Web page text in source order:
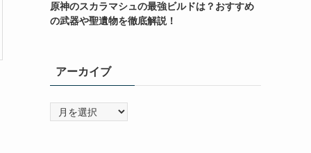
原神のスカラマシュの最強ビルドは？おすすめ
の武器や聖遺物を徹底解説！
アーカイブ
ー